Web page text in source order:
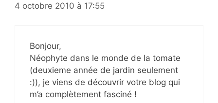
4 octobre 2010 à 17:55
Bonjour,
Néophyte dans le monde de la tomate
(deuxieme année de jardin seulement
:)), je viens de découvrir votre blog qui
m’a complètement fasciné !